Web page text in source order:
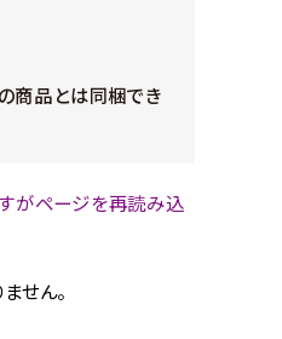
商品とは同梱でき
がページを再読み込
せん。